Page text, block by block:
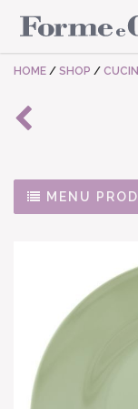
HOME / SHOP /
MENU